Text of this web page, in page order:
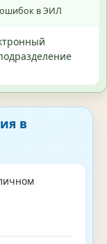
в ЭИЛ
в